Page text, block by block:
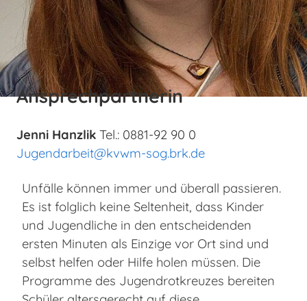
Ansprechpartnerin
Jenni Hanzlik Tel.: 0881-92 90 0
Jugendarbeit@kvwm-sog.brk.de
Unfälle können immer und überall passieren.
Es ist folglich keine Seltenheit, dass Kinder
und Jugendliche in den entscheidenden
ersten Minuten als Einzige vor Ort sind und
selbst helfen oder Hilfe holen müssen. Die
Programme des Jugendrotkreuzes bereiten